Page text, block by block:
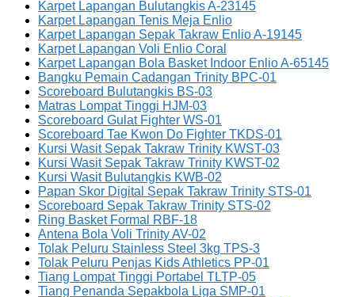
Karpet Lapangan Bulutangkis A-23145
Karpet Lapangan Tenis Meja Enlio
Karpet Lapangan Sepak Takraw Enlio A-19145
Karpet Lapangan Voli Enlio Coral
Karpet Lapangan Bola Basket Indoor Enlio A-65145
Bangku Pemain Cadangan Trinity BPC-01
Scoreboard Bulutangkis BS-03
Matras Lompat Tinggi HJM-03
Scoreboard Gulat Fighter WS-01
Scoreboard Tae Kwon Do Fighter TKDS-01
Kursi Wasit Sepak Takraw Trinity KWST-03
Kursi Wasit Sepak Takraw Trinity KWST-02
Kursi Wasit Bulutangkis KWB-02
Papan Skor Digital Sepak Takraw Trinity STS-01
Scoreboard Sepak Takraw Trinity STS-02
Ring Basket Formal RBF-18
Antena Bola Voli Trinity AV-02
Tolak Peluru Stainless Steel 3kg TPS-3
Tolak Peluru Penjas Kids Athletics PP-01
Tiang Lompat Tinggi Portabel TLTP-05
Tiang Penanda Sepakbola Liga SMP-01